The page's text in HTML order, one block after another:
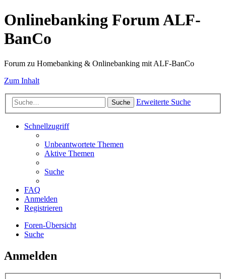
Onlinebanking Forum ALF-
BanCo
Forum zu Homebanking & Onlinebanking mit ALF-BanCo
Zum Inhalt
Suche Erweiterte Suche
Schnellzugriff
Unbeantwortete Themen
Aktive Themen
Suche
FAQ
Anmelden
Registrieren
Foren-Übersicht
Suche
Anmelden